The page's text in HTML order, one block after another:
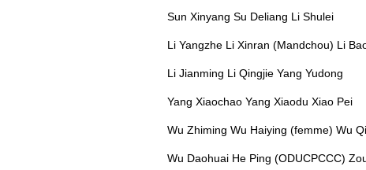
Sun Xinyang Su Deliang Li Shulei
Li Yangzhe Li Xinran (Mandchou) Li
Li Jianming Li Qingjie Yang Yudong
Yang Xiaochao Yang Xiaodu Xiao Pei
Wu Zhiming Wu Haiying (femme) Wu
Wu Daohuai He Ping (ODUCPCCC)